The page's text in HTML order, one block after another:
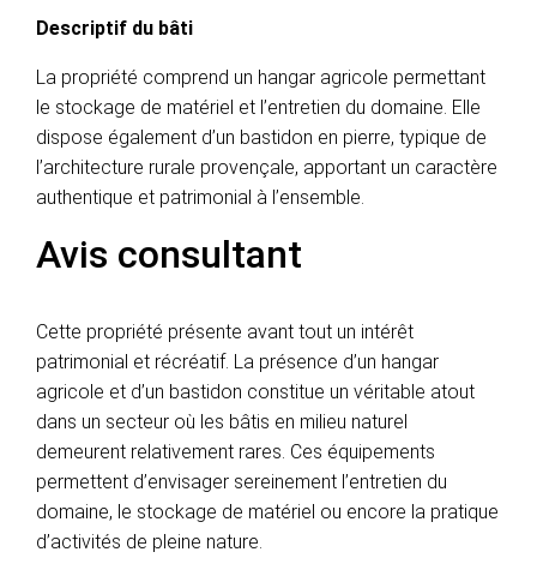
Descriptif du bâti
La propriété comprend un hangar agricole permettant
le stockage de matériel et l’entretien du domaine. Elle
dispose également d’un bastidon en pierre, typique de
l’architecture rurale provençale, apportant un caractère
authentique et patrimonial à l’ensemble.
Avis consultant
Cette propriété présente avant tout un intérêt
patrimonial et récréatif. La présence d’un hangar
agricole et d’un bastidon constitue un véritable atout
dans un secteur où les bâtis en milieu naturel
demeurent relativement rares. Ces équipements
permettent d’envisager sereinement l’entretien du
domaine, le stockage de matériel ou encore la pratique
d’activités de pleine nature.